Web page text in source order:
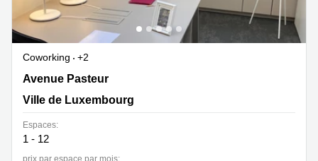
Coworking
+2
14-16 Avenue Pasteur, Limpertsberg, Ville de
Luxembourg
Avenue Pasteur
Ville de Luxembourg
Espaces:
1 - 12